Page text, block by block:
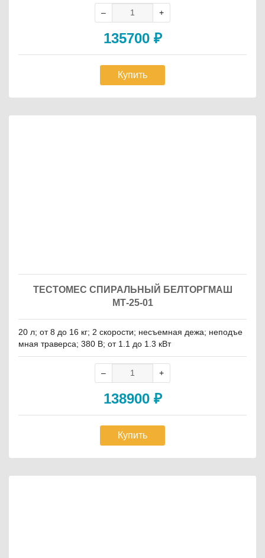
135700 ₽
Купить
ТЕСТОМЕС СПИРАЛЬНЫЙ БЕЛТОРГМАШ
МТ-25-01
20 л; от 8 до 16 кг; 2 скорости; несъемная дежа; неподъе
мная траверса; 380 В; от 1.1 до 1.3 кВт
138900 ₽
Купить